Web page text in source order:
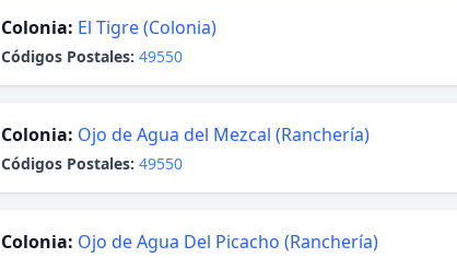
Colonia: El Tigre (Colonia)
Códigos Postales: 49550
Colonia: Ojo de Agua del Mezcal (Ranchería)
Códigos Postales: 49550
Colonia: Ojo de Agua Del Picacho (Ranchería)